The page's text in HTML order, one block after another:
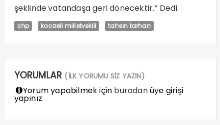
şeklinde vatandaşa geri dönecektir.” Dedi.
chp kocaeli milletvekili tahsin tarhan
YORUMLAR (İLK YORUMU SİZ YAZIN)
Yorum yapabilmek için buradanüye girişi
yapınız.